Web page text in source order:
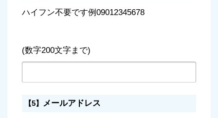
ハイフン不要です例09012345678
(数字200文字まで)
【5】 メールアドレス